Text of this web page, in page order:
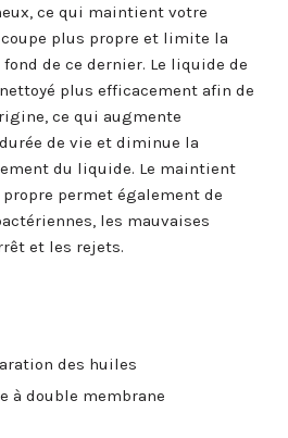
ce qui maintient votre
plus propre et limite la
de ce dernier. Le liquide de
plus efficacement afin de
ce qui augmente
de vie et diminue la
du liquide. Le maintient
permet également de
les mauvaises
et les rejets.
des huiles
à double membrane